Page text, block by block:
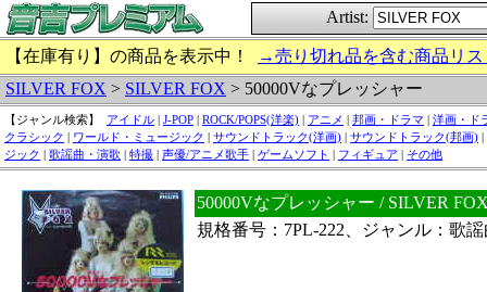
Artist:
【在庫有り】の商品を表示中！
→売り切れ品を含む商品リ
SILVER FOX > SILVER FOX > 50000Vなプレッシャー
【ジャンル検索】 アイドル | J-POP | ROCK/POPS(洋楽) | アニメ | 邦画・ドラマ | 洋画・ド
クラシック | ワールド・ミュージック | サウンドトラック(洋画) | サウンドトラック(邦画) |
ジック | 歌謡曲・演歌 | 特撮 | 声優/アニメ歌手 | ゲームソフト | フィギュア | その他
50000Vなプレッシャー / SILVER
規格番号：7PL-222、ジャンル：歌